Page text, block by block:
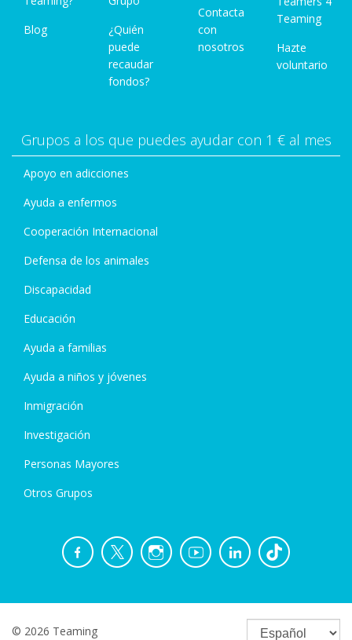
Blog
¿Quién
puede
recaudar
fondos?
Contacta
con
nosotros
Teaming
Hazte
voluntario
Grupos a los que puedes ayudar con 1 € al mes
Apoyo en adicciones
Ayuda a enfermos
Cooperación Internacional
Defensa de los animales
Discapacidad
Educación
Ayuda a familias
Ayuda a niños y jóvenes
Inmigración
Investigación
Personas Mayores
Otros Grupos
© 2026 Teaming